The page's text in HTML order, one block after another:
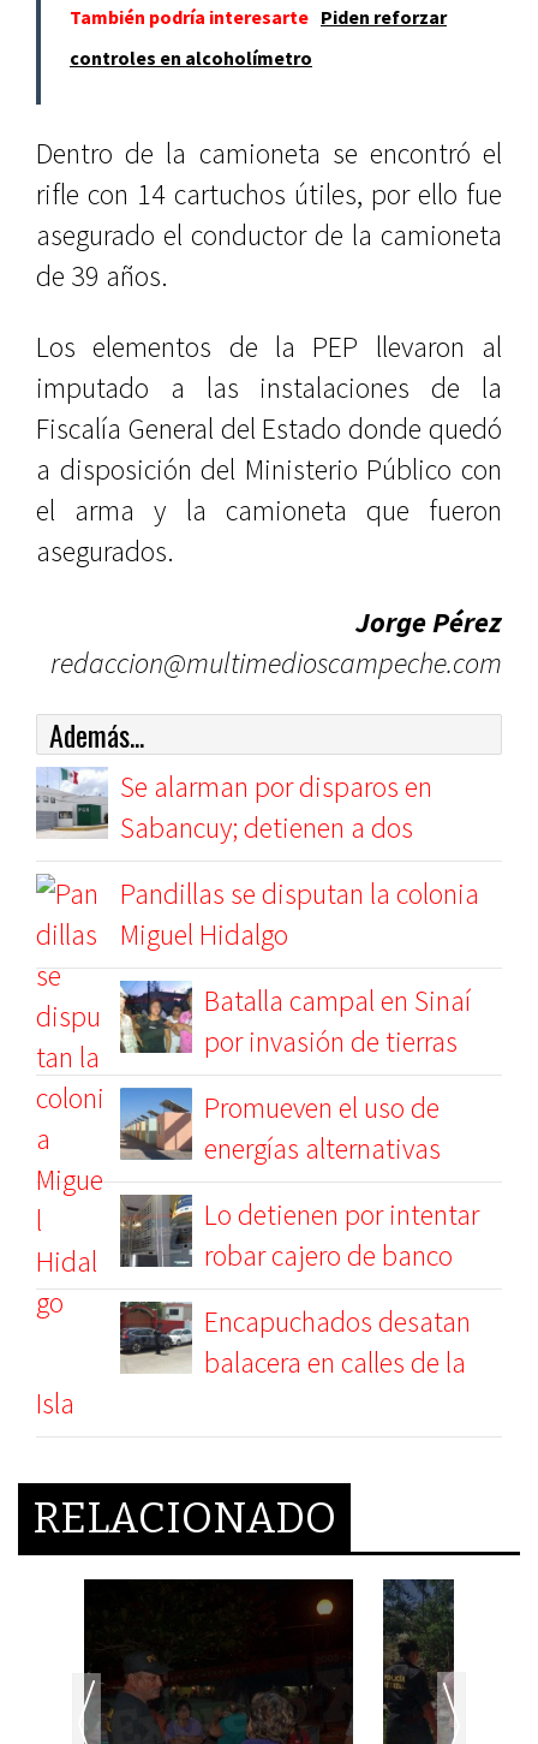
También podría interesarte Piden reforzar
controles en alcoholímetro
Dentro de la camioneta se encontró el
rifle con 14 cartuchos útiles, por ello fue
asegurado el conductor de la camioneta
de 39 años.
Los elementos de la PEP llevaron al
imputado a las instalaciones de la
Fiscalía General del Estado donde quedó
a disposición del Ministerio Público con
el arma y la camioneta que fueron
asegurados.
Jorge Pérez
redaccion@multimedioscampeche.com
Además...
Se alarman por disparos en
Sabancuy; detienen a dos
Pandillas se disputan la colonia
Miguel Hidalgo
Batalla campal en Sinaí
por invasión de tierras
Promueven el uso de
energías alternativas
Lo detienen por intentar
robar cajero de banco
Encapuchados desatan
balacera en calles de la
Isla
RELACIONADO